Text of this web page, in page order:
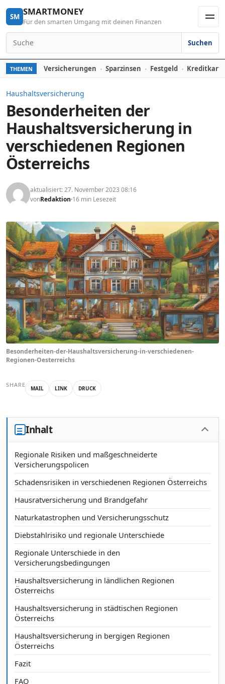
Skip to content
SM SMARTMONEY
Für den smarten Umgang mit deinen Finanzen
Search for:
Suchen
THEMEN Versicherungen Sparzinsen Festgeld
Haushaltsversicherung
Besonderheiten der
Haushaltsversicherung in
verschiedenen Regionen
Österreichs
aktualisiert: 27. November 2023 08:16
vonRedaktion 16 min Lesezeit
Besonderheiten-der-Haushaltsversicherung-in-verschiedenen-
Regionen-Oesterreichs
SHARE MAIL LINK DRUCK
Inhalt
Regionale Risiken und maßgeschneiderte
Versicherungspolicen
Schadensrisiken in verschiedenen Regionen Österreichs
Hausratversicherung und Brandgefahr
Naturkatastrophen und Versicherungsschutz
Diebstahlrisiko und regionale Unterschiede
Regionale Unterschiede in den
Versicherungsbedingungen
Haushaltsversicherung in ländlichen Regionen
Österreichs
Haushaltsversicherung in städtischen Regionen
Österreichs
Haushaltsversicherung in bergigen Regionen
Österreichs
Fazit
FAQ